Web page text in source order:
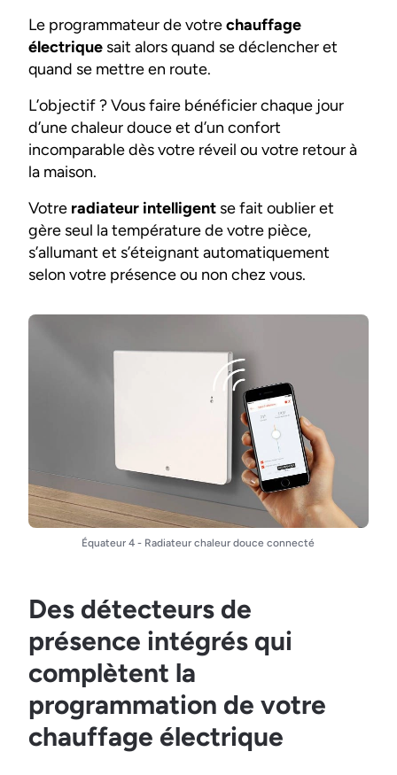
Le programmateur de votrechauffage
électrique sait alors quand se déclencher et
quand se mettre en route.
L’objectif ? Vous faire bénéficier chaque jour
d’une chaleur douce et d’un confort
incomparable dès votre réveil ou votre retour à
la maison.
Votre radiateur intelligent se fait oublier et
gère seul la température de votre pièce,
s’allumant et s’éteignant automatiquement
selon votre présence ou non chez vous.
Équateur 4 - Radiateur chaleur douce connecté
Des détecteurs de
présence intégrés qui
complètent la
programmation de votre
chauffage électrique